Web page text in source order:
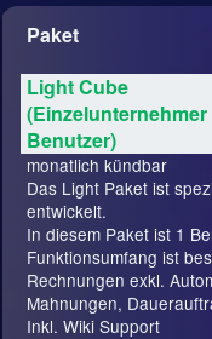
Paket
Light Cube
(Einzelunternehmer
Benutzer)
monatlich kündbar
Das Light Paket ist
entwickelt.
In diesem Paket ist 1
Funktionsumfang ist
Rechnungen exkl.
Mahnungen,
Inkl. Wiki Support